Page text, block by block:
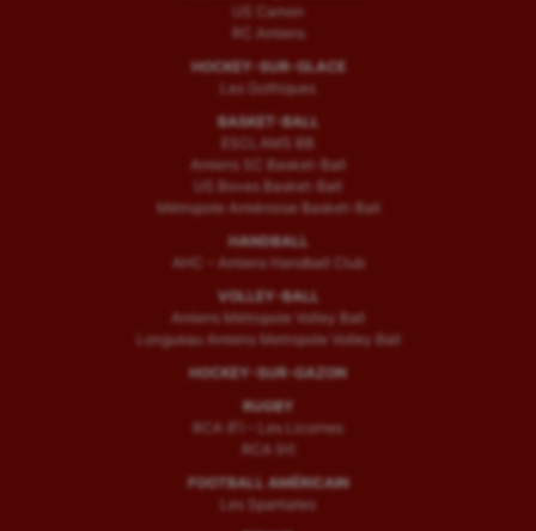
US Camon
RC Amiens
HOCKEY-SUR-GLACE
Les Gothiques
BASKET-BALL
ESCLAMS BB
Amiens SC Basket-Ball
US Boves Basket-Ball
Métropole Amiénoise Basket-Ball
HANDBALL
AHC – Amiens Handball Club
VOLLEY-BALL
Amiens Métropole Volley Ball
Longueau Amiens Metropole Volley Ball
HOCKEY-SUR-GAZON
RUGBY
RCA (F) – Les Licornes
RCA (H)
FOOTBALL AMÉRICAIN
Les Spartiates